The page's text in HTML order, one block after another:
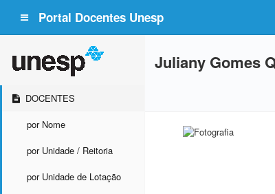
Portal Docentes Unesp
DOCENTES
por Nome
por Unidade / Reitoria
por Unidade de Lotação
Juliany Gomes